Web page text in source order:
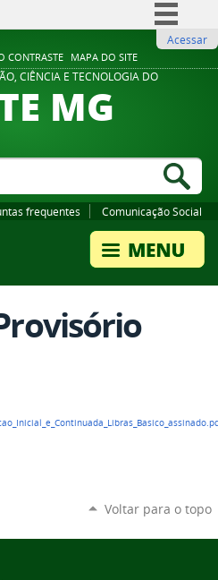
CONTRASTE MAPA DO SITE
Comunica BR
Participe
Legislação
Acessar
CIÊNCIA E TECNOLOGIA DO
MG
frequentes Comunicação Social
Voltar para o topo